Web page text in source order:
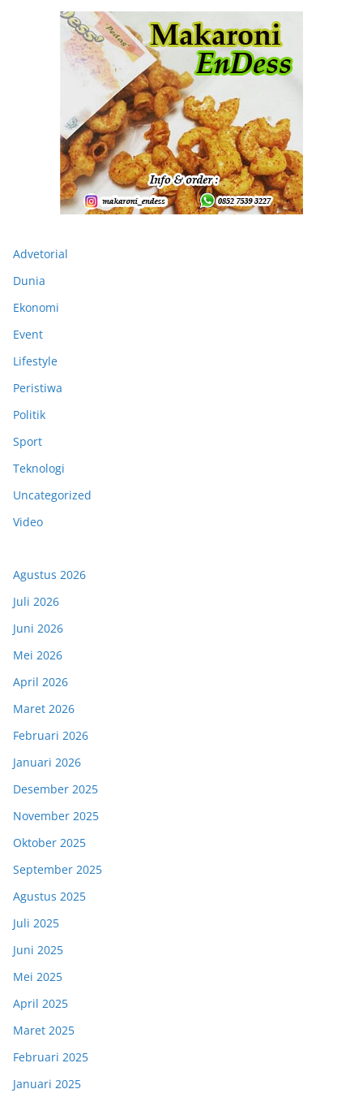
Advetorial
Dunia
Ekonomi
Event
Lifestyle
Peristiwa
Politik
Sport
Teknologi
Uncategorized
Video
Agustus 2026
Juli 2026
Juni 2026
Mei 2026
April 2026
Maret 2026
Februari 2026
Januari 2026
Desember 2025
November 2025
Oktober 2025
September 2025
Agustus 2025
Juli 2025
Juni 2025
Mei 2025
April 2025
Maret 2025
Februari 2025
Januari 2025